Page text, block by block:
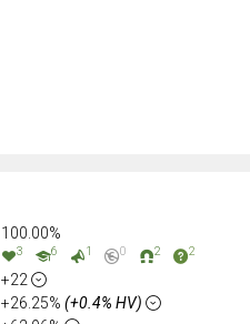
100.00%
3 6 1 0 2 2
+22
+26.25% (+0.4% HV)